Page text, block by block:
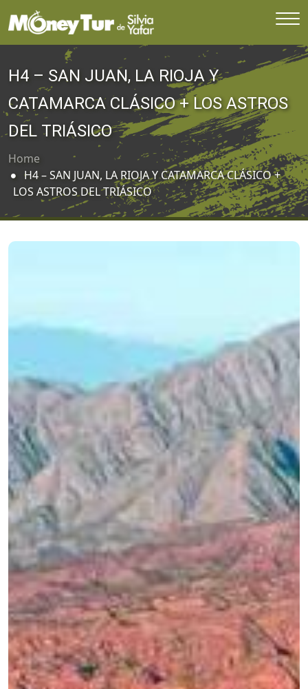
H4 – SAN JUAN, LA RIOJA Y
CATAMARCA CLÁSICO + LOS ASTROS
DEL TRIÁSICO
Home
H4 – SAN JUAN, LA RIOJA Y CATAMARCA CLÁSICO +
LOS ASTROS DEL TRIÁSICO